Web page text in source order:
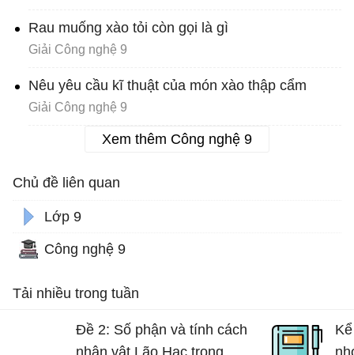
Rau muống xào tỏi còn gọi là gì
Giải Công nghệ 9
Nêu yêu cầu kĩ thuật của món xào thập cẩm
Giải Công nghệ 9
Xem thêm Công nghệ 9
Chủ đề liên quan
Lớp 9
Công nghệ 9
Tải nhiều trong tuần
Đề 2: Số phận và tính cách